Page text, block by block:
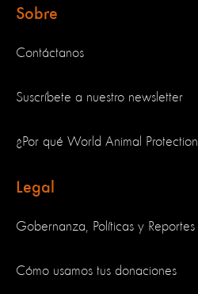
Sobre
Contáctanos
Suscríbete a nuestro newsletter
¿Por qué World Animal
Legal
Gobernanza, Políticas y Reportes
Cómo usamos tus donaciones